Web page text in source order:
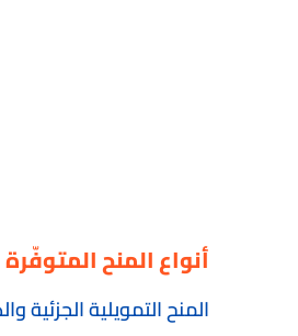
أنواع المنح المتوفّرة
المنح التمويلية الجزئية